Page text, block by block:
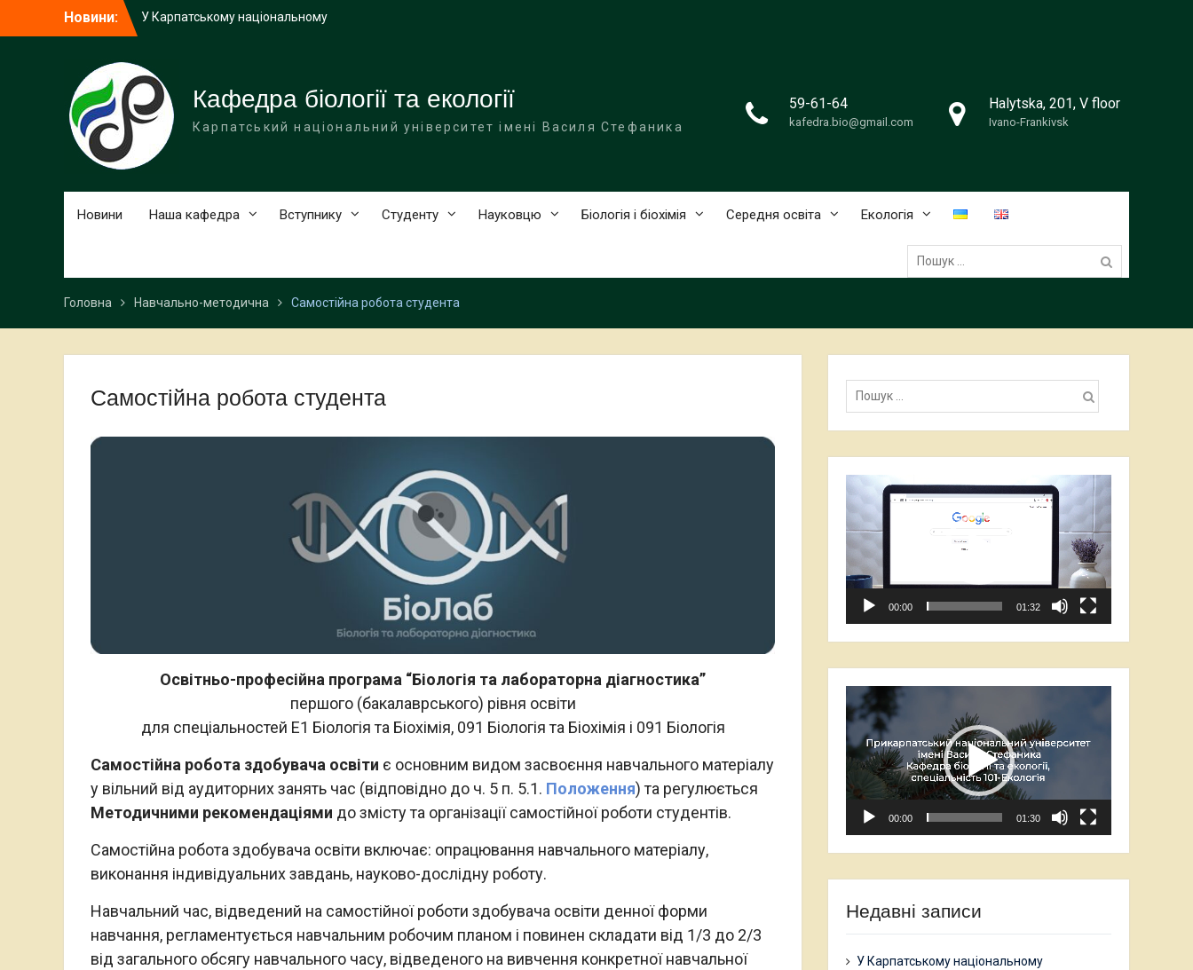
Новини:
університеті імені Василя Стефаника
Викладачка кафедри біології та екології
виступила спікеркою програми
SheLeads
У Карпатському національному
університеті завершилася дводенна
науково-практична зустріч, присвячена
Кафедра біології та екології
Карпатський національний університет імені Василя Стефаника
59-61-64
kafedra.bio@gmail.com
Halytska, 201, V floor
Ivano-Frankivsk
Новини Наша кафедра Вступнику Студенту Науковцю Біологія і біохімія Середня освіта Екологія
Пошук:
Головна Навчально-методична Самостійна робота студента
Самостійна робота студента
Освітньо-професійна програма “Біологія та лабораторна діагностика”
першого (бакалаврського) рівня освіти
для спеціальностей Е1 Біологія та Біохімія, 091 Біологія та Біохімія і 091 Біологія
Самостійна робота здобувача освіти є основним видом засвоєння навчального матеріалу
у вільний від аудиторних занять час (відповідно до ч. 5 п. 5.1. Положення) та регулюється
Методичними рекомендаціями до змісту та організації самостійної роботи студентів.
Самостійна робота здобувача освіти включає: опрацювання навчального матеріалу,
виконання індивідуальних завдань, науково-дослідну роботу.
Навчальний час, відведений на самостійної роботи здобувача освіти денної форми
навчання, регламентується навчальним робочим планом і повинен складати від 1/3 до 2/3
від загального обсягу навчального часу, відведеного на вивчення конкретної навчальної
Пошук:
Відеопрогравач
00:00 01:32
Відеопрогравач
00:00 01:30
Недавні записи
У Карпатському національному